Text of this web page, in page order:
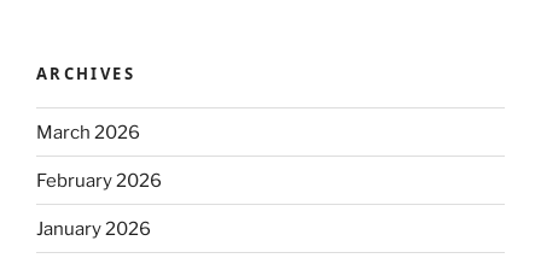
ARCHIVES
March 2026
February 2026
January 2026